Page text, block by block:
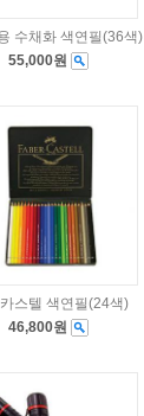
수채화 색연필(36색)
55,000원
스텔 색연필(24색)
46,800원